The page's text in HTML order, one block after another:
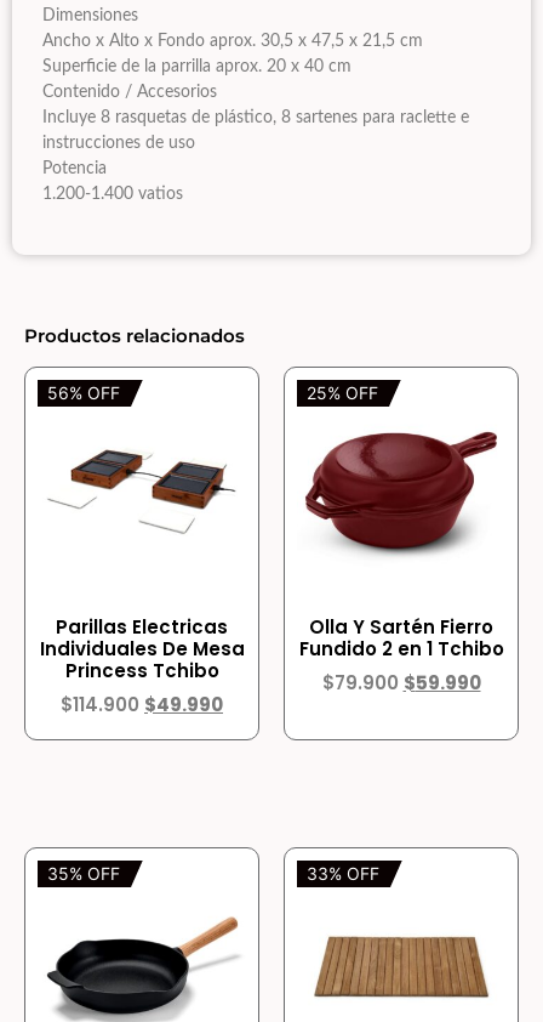
Dimensiones
Ancho x Alto x Fondo aprox. 30,5 x 47,5 x 21,5 cm
Superficie de la parrilla aprox. 20 x 40 cm
Contenido / Accesorios
Incluye 8 rasquetas de plástico, 8 sartenes para raclette e
instrucciones de uso
Potencia
1.200-1.400 vatios
Productos relacionados
56% OFF
Parillas Electricas
Individuales De Mesa
Princess Tchibo
$114.900 $49.990
25% OFF
Olla Y Sartén Fierro
Fundido 2 en 1 Tchibo
$79.900 $59.990
35% OFF 33% OFF